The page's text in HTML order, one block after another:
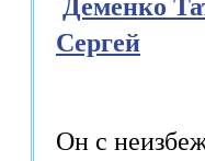
Деменко
Сергей
Он с